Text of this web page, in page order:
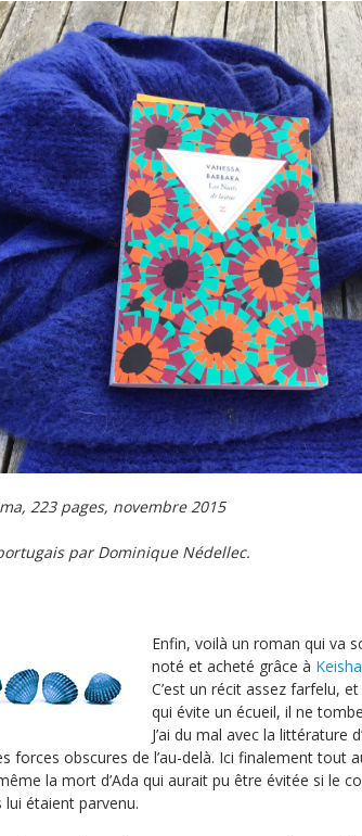
223 pages, novembre 2015
par Dominique Nédellec.
Enfin, voilà un roman qui va
noté et acheté grâce à Keisha
C’est un récit assez farfelu,
qui évite un écueil, il ne
J’ai du mal avec la littérature
forces obscures de l’au-delà. Ici finalement tout
la mort d’Ada qui aurait pu être évitée si le
lui étaient parvenu.